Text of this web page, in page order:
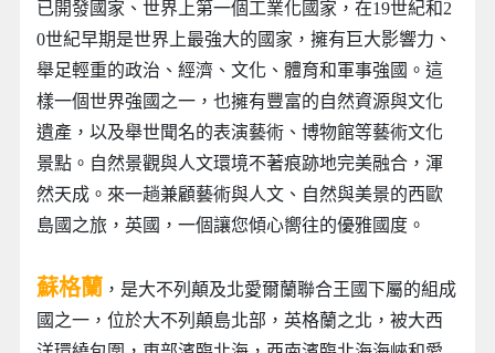
已開發國家、世界上第一個工業化國家，在19世紀和2
0世紀早期是世界上最強大的國家，擁有巨大影響力、
舉足輕重的政治、經濟、文化、體育和軍事強國。這
樣一個世界強國之一，也擁有豐富的自然資源與文化
遺產，以及舉世聞名的表演藝術、博物館等藝術文化
景點。自然景觀與人文環境不著痕跡地完美融合，渾
然天成。來一趟兼顧藝術與人文、自然與美景的西歐
島國之旅，英國，一個讓您傾心嚮往的優雅國度。
蘇格蘭 ，是大不列顛及北愛爾蘭聯合王國下屬的組成
國之一，位於大不列顛島北部，英格蘭之北，被大西